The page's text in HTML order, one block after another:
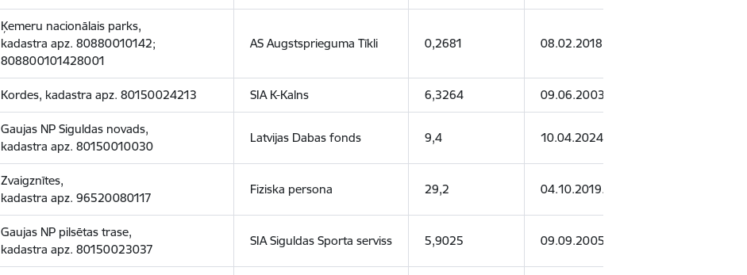
Ķemeru nacionālais parks,
kadastra apz. 80880010142;
808800101428001
AS Augstsprieguma Tīkli 0,2681 08.02.2018.
Kordes, kadastra apz. 80150024213 SIA K-Kalns 6,3264 09.06.2003.
Gaujas NP Siguldas novads,
kadastra apz. 80150010030
Latvijas Dabas fonds 9,4 10.04.2024.
Zvaigznītes,
kadastra apz. 96520080117
Fiziska persona 29,2 04.10.2019.
Gaujas NP pilsētas trase,
kadastra apz. 80150023037
SIA Siguldas Sporta serviss 5,9025 09.09.2005.